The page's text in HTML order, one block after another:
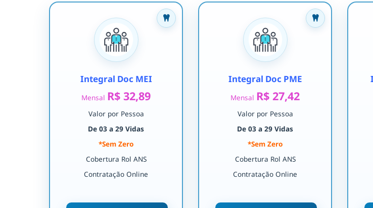
Integral Doc MEI
Mensal R$ 32,89
Valor por Pessoa
De 03 a 29 Vidas
*Sem Zero
Cobertura Rol ANS
Contratação Online
Integral Doc PME
Mensal R$ 27,42
Valor por Pessoa
De 03 a 29 Vidas
*Sem Zero
Cobertura Rol ANS
Contratação Online